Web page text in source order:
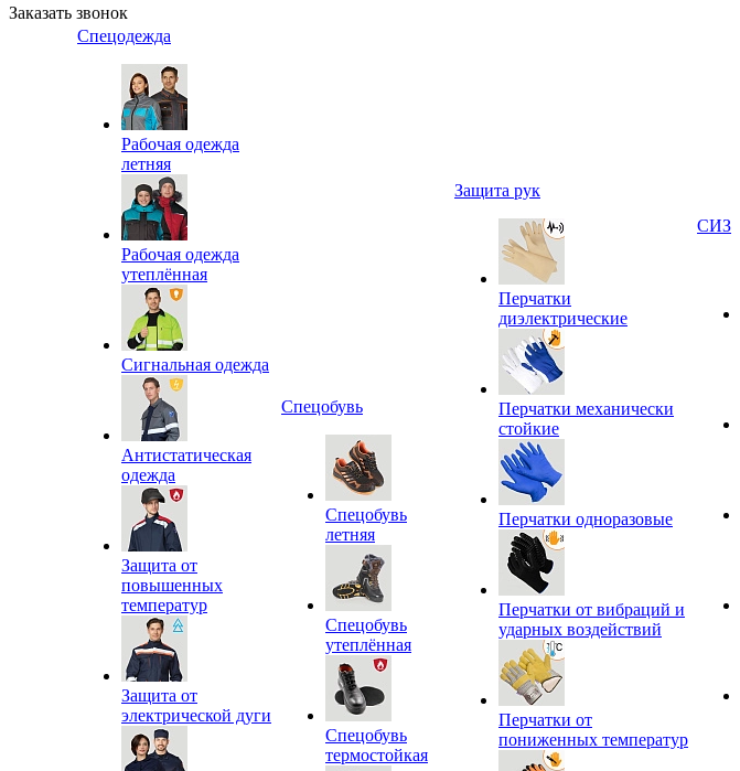
Заказать звонок
Спецодежда
Рабочая одежда
летняя
Рабочая одежда
утеплённая
Сигнальная одежда
Антистатическая
одежда
Защита от
повышенных
температур
Защита от
электрической дуги
Спецобувь
Спецобувь
летняя
Спецобувь
утеплённая
Спецобувь
термостойкая
Защита рук
Перчатки
диэлектрические
Перчатки механически
стойкие
Перчатки одноразовые
Перчатки от вибраций и
ударных воздействий
Перчатки от
пониженных температур
СИЗ